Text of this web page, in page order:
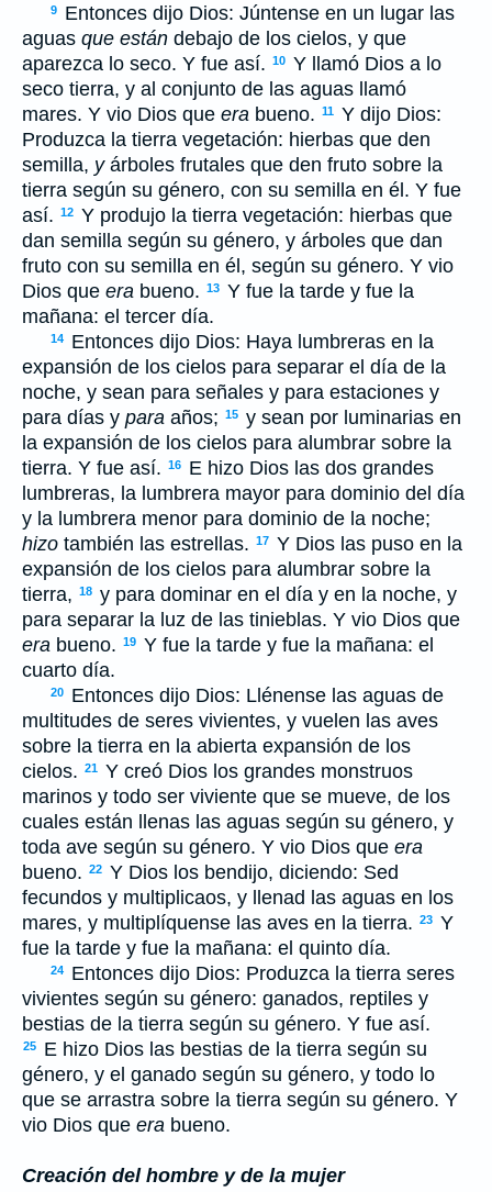
9
Entonces dijo Dios: Júntense en un lugar las
aguas que están debajo de los cielos, y que
aparezca lo seco. Y fue así. 10 Y llamó Dios a lo
seco tierra, y al conjunto de las aguas llamó
mares. Y vio Dios que era bueno. 11 Y dijo Dios:
Produzca la tierra vegetación: hierbas que den
semilla, yárboles frutales que den fruto sobre la
tierra según su género, con su semilla en él. Y fue
así. 12 Y produjo la tierra vegetación: hierbas que
dan semilla según su género, y árboles que dan
fruto con su semilla en él, según su género. Y vio
Dios que era bueno. 13 Y fue la tarde y fue la
mañana: el tercer día.
14
Entonces dijo Dios: Haya lumbreras en la
expansión de los cielos para separar el día de la
noche, y sean para señales y para estaciones y
para días y para años; 15 y sean por luminarias en
la expansión de los cielos para alumbrar sobre la
tierra. Y fue así. 16
E hizo Dios las dos grandes
lumbreras, la lumbrera mayor para dominio del día
y la lumbrera menor para dominio de la noche;
hizo también las estrellas. 17 Y Dios las puso en la
expansión de los cielos para alumbrar sobre la
tierra, 18 y para dominar en el día y en la noche, y
para separar la luz de las tinieblas. Y vio Dios que
era bueno. 19 Y fue la tarde y fue la mañana: el
cuarto día.
20
Entonces dijo Dios: Llénense las aguas de
multitudes de seres vivientes, y vuelen las aves
sobre la tierra en la abierta expansión de los
cielos. 21 Y creó Dios los grandes monstruos
marinos y todo ser viviente que se mueve, de los
cuales están llenas las aguas según su género, y
toda ave según su género. Y vio Dios que era
bueno. 22 Y Dios los bendijo, diciendo: Sed
fecundos y multiplicaos, y llenad las aguas en los
mares, y multiplíquense las aves en la tierra. 23 Y
fue la tarde y fue la mañana: el quinto día.
24
Entonces dijo Dios: Produzca la tierra seres
vivientes según su género: ganados, reptiles y
bestias de la tierra según su género. Y fue así.
25
E hizo Dios las bestias de la tierra según su
género, y el ganado según su género, y todo lo
que se arrastra sobre la tierra según su género. Y
vio Dios que era bueno.
Creación del hombre y de la mujer